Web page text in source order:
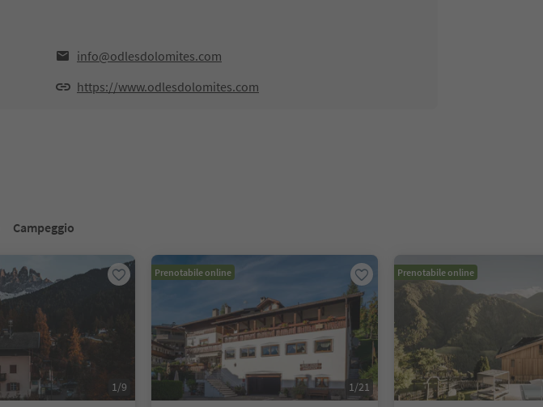
info@odlesdolomites.com
https://www.odlesdolomites.com
Campeggio
1/9
Prenotabile online
1/21
Prenotabile online